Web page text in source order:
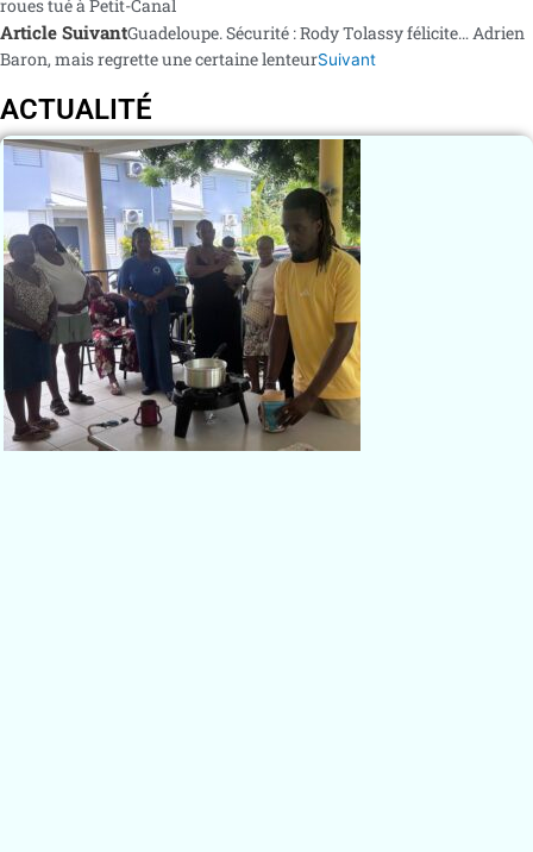
roues tué à Petit-Canal
Article SuivantGuadeloupe. Sécurité : Rody Tolassy félicite… Adrien
Baron, mais regrette une certaine lenteurSuivant
ACTUALITÉ